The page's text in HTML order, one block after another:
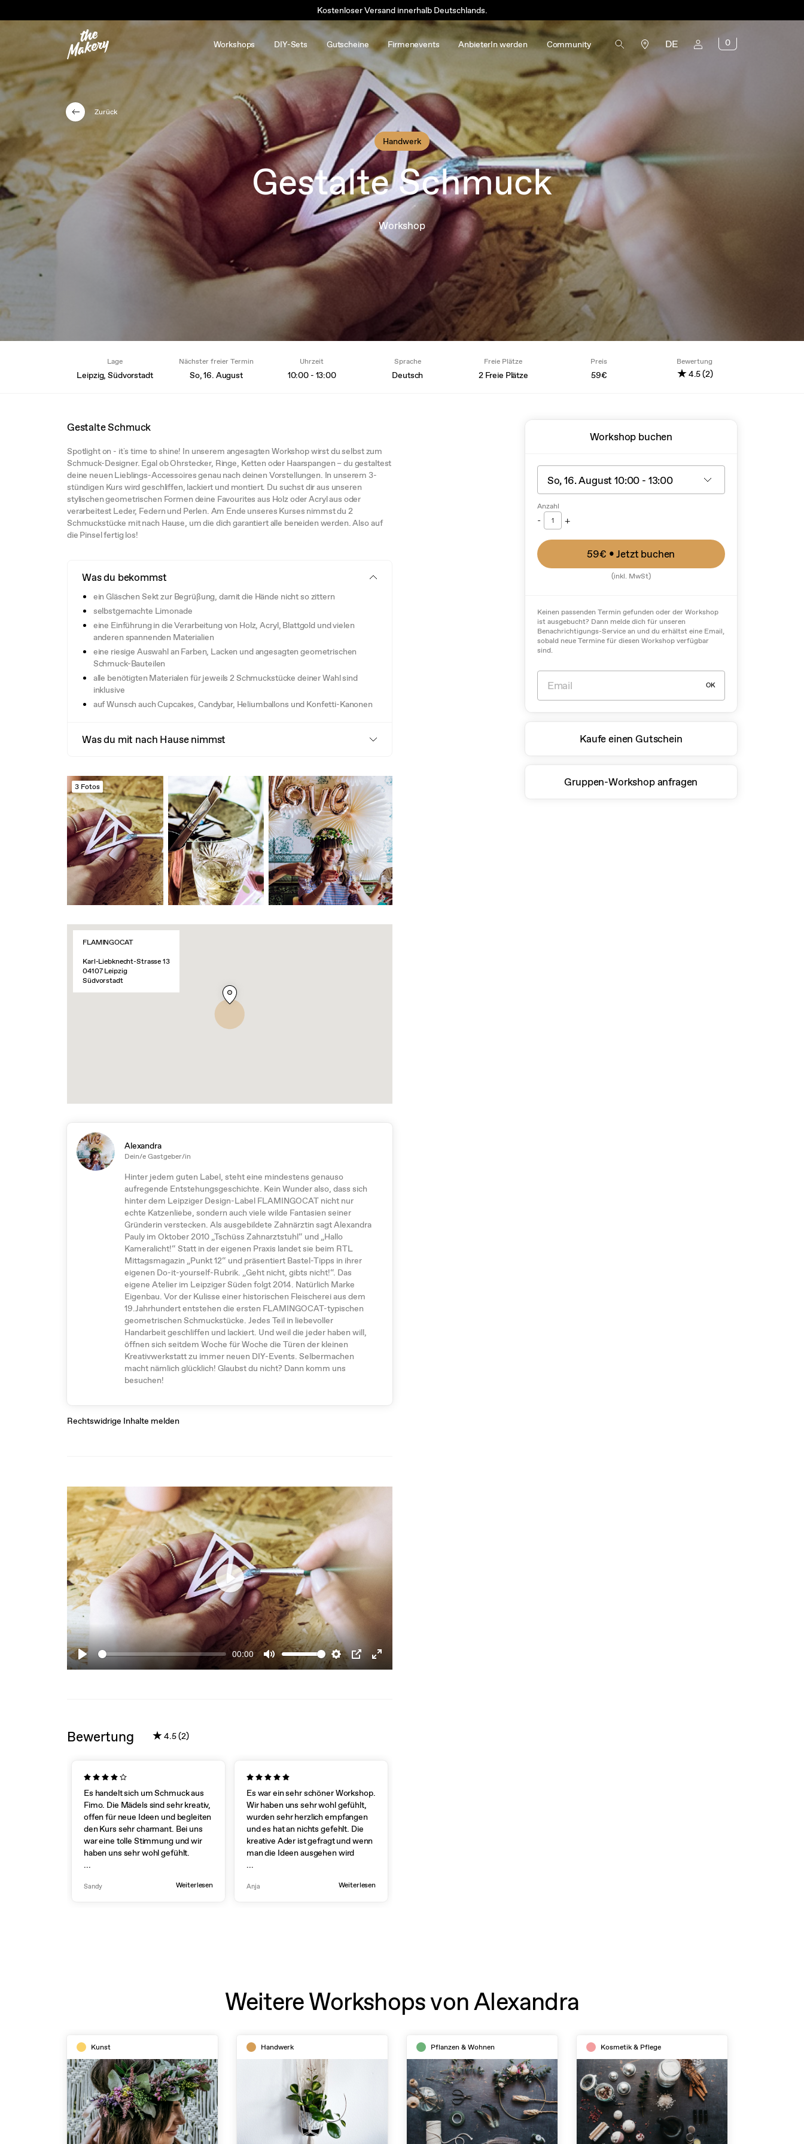
Kostenloser Versand innerhalb Deutschlands.
Workshops DIY-Sets Gutscheine Firmenevents AnbieterIn werden Community DE 0
Handwerk
Gestalte Schmuck
Workshop
Zurück
Lage
Leipzig, Südvorstadt
Nächster freier Termin
So, 16. August
Uhrzeit
10:00 - 13:00
Sprache
Deutsch
Freie Plätze
2 Freie Plätze
Preis
59€
Bewertung
★4.5 (2)
Gestalte Schmuck
Spotlight on - it`s time to shine! In unserem angesagten Workshop wirst du selbst zum
Schmuck-Designer. Egal ob Ohrstecker, Ringe, Ketten oder Haarspangen – du gestaltest
deine neuen Lieblings-Accessoires genau nach deinen Vorstellungen. In unserem 3-
stündigen Kurs wird geschliffen, lackiert und montiert. Du suchst dir aus unseren
stylischen geometrischen Formen deine Favourites aus Holz oder Acryl aus oder
verarbeitest Leder, Federn und Perlen. Am Ende unseres Kurses nimmst du 2
Schmuckstücke mit nach Hause, um die dich garantiert alle beneiden werden. Also auf
die Pinsel fertig los!
Was du bekommst
ein Gläschen Sekt zur Begrüßung, damit die Hände nicht so zittern
selbstgemachte Limonade
eine Einführung in die Verarbeitung von Holz, Acryl, Blattgold und vielen
anderen spannenden Materialien
eine riesige Auswahl an Farben, Lacken und angesagten geometrischen
Schmuck-Bauteilen
alle benötigten Materialen für jeweils 2 Schmuckstücke deiner Wahl sind
inklusive
auf Wunsch auch Cupcakes, Candybar, Heliumballons und Konfetti-Kanonen
Was du mit nach Hause nimmst
3 Fotos
FLAMINGOCAT
Karl-Liebknecht-Strasse 13
04107 Leipzig
Südvorstadt
Alexandra
Dein/e Gastgeber/in
Hinter jedem guten Label, steht eine mindestens genauso
aufregende Entstehungsgeschichte. Kein Wunder also, dass sich
hinter dem Leipziger Design-Label FLAMINGOCAT nicht nur
echte Katzenliebe, sondern auch viele wilde Fantasien seiner
Gründerin verstecken. Als ausgebildete Zahnärztin sagt Alexandra
Pauly im Oktober 2010 „Tschüss Zahnarztstuhl“ und „Hallo
Kameralicht!“ Statt in der eigenen Praxis landet sie beim RTL
Mittagsmagazin „Punkt 12“ und präsentiert Bastel-Tipps in ihrer
eigenen Do-it-yourself-Rubrik. „Geht nicht, gibts nicht!“. Das
eigene Atelier im Leipziger Süden folgt 2014. Natürlich Marke
Eigenbau. Vor der Kulisse einer historischen Fleischerei aus dem
19.Jahrhundert entstehen die ersten FLAMINGOCAT-typischen
geometrischen Schmuckstücke. Jedes Teil in liebevoller
Handarbeit geschliffen und lackiert. Und weil die jeder haben will,
öffnen sich seitdem Woche für Woche die Türen der kleinen
Kreativwerkstatt zu immer neuen DIY-Events. Selbermachen
macht nämlich glücklich! Glaubst du nicht? Dann komm uns
besuchen!
Rechtswidrige Inhalte melden
Play
00:00
Mute Settings
PIP Enter
Play
Bewertung ★4.5 (2)
Es handelt sich um Schmuck aus
Fimo. Die Mädels sind sehr kreativ,
offen für neue Ideen und begleiten
den Kurs sehr charmant. Bei uns
war eine tolle Stimmung und wir
haben uns sehr wohl gefühlt.
Weiterlesen
...
Sandy
Es war ein sehr schöner Workshop.
Wir haben uns sehr wohl gefühlt,
wurden sehr herzlich empfangen
und es hat an nichts gefehlt. Die
kreative Ader ist gefragt und wenn
man die Ideen ausgehen wird
super beraten. Rund um ein toller
Weiterlesen
...
Anja
Workshop buchen
Anzahl
- 1 +
59€ • Jetzt buchen
(inkl. MwSt)
Keinen passenden Termin gefunden oder der Workshop
ist ausgebucht? Dann melde dich für unseren
Benachrichtigungs-Service an und du erhältst eine Email,
sobald neue Termine für diesen Workshop verfügbar
sind.
OK
Kaufe einen Gutschein
Gruppen-Workshop anfragen
Weitere Workshops von Alexandra
Kunst Handwerk Pflanzen & Wohnen Kosmetik & Pflege